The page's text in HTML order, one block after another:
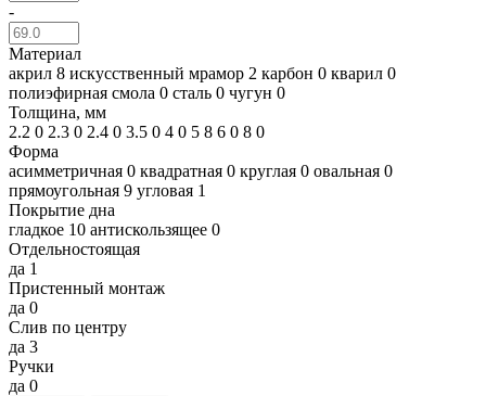
-
Материал
акрил 8 искусственный мрамор 2 карбон 0 кварил 0
полиэфирная смола 0 сталь 0 чугун 0
Толщина, мм
2.2 0 2.3 0 2.4 0 3.5 0 4 0 5 8 6 0 8 0
Форма
асимметричная 0 квадратная 0 круглая 0 овальная 0
прямоугольная 9 угловая 1
Покрытие дна
гладкое 10 антискользящее 0
Отдельностоящая
да 1
Пристенный монтаж
да 0
Слив по центру
да 3
Ручки
да 0